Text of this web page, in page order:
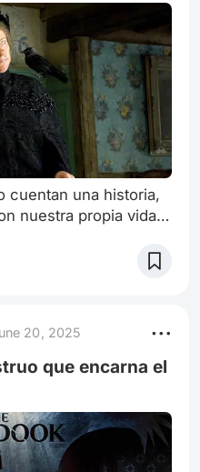
cuentan una historia,
nuestra propia vida y
la nana
eternos. Cada
aún en
20, 2025
que encarna el